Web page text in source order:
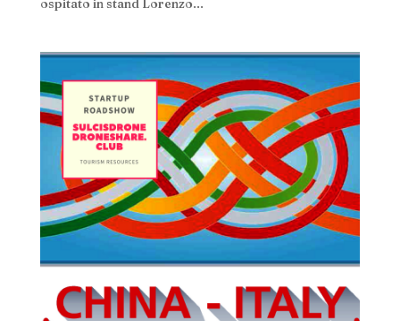
ospitato in stand Lorenzo...